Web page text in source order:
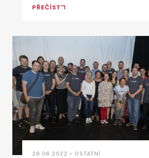
PŘEČÍST
26.06.2022 • OSTATNÍ